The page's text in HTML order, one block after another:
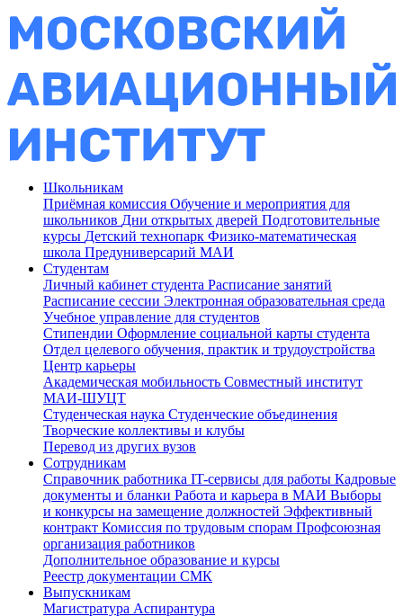
Школьникам
Приёмная комиссия Обучение и мероприятия для
школьников Дни открытых дверей Подготовительные
курсы Детский технопарк Физико-математическая
школа Предуниверсарий МАИ
Студентам
Личный кабинет студента Расписание занятий
Расписание сессии Электронная образовательная среда
Учебное управление для студентов
Стипендии Оформление социальной карты студента
Отдел целевого обучения, практик и трудоустройства
Центр карьеры
Академическая мобильность Совместный институт
МАИ-ШУЦТ
Студенческая наука Студенческие объединения
Творческие коллективы и клубы
Перевод из других вузов
Сотрудникам
Cправочник работника IT-сервисы для работы Кадровые
документы и бланки Работа и карьера в МАИ Выборы
и конкурсы на замещение должностей Эффективный
контракт Комиссия по трудовым спорам Профсоюзная
организация работников
Дополнительное образование и курсы
Реестр документации СМК
Выпускникам
Магистратура Аспирантура